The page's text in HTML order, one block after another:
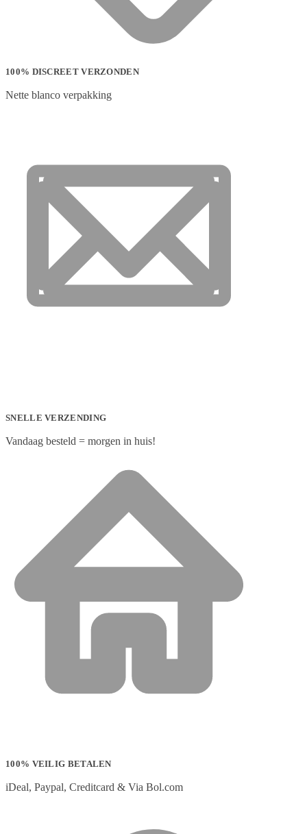
100% DISCREET VERZONDEN
Nette blanco verpakking
SNELLE VERZENDING
Vandaag besteld = morgen in huis!
100% VEILIG BETALEN
iDeal, Paypal, Creditcard & Via Bol.com